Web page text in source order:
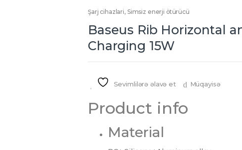
Şarj cihazlari, Simsiz enerji ötürücü
Baseus Rib Horizontal
Charging 15W
Sevimlilərə əlavə et Müqayisə
Product info
Material